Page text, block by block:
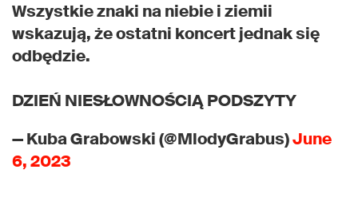
Wszystkie znaki na niebie i ziemii
wskazują, że ostatni koncert jednak się
odbędzie.
DZIEŃ NIESŁOWNOŚCIĄ PODSZYTY
— Kuba Grabowski (@MlodyGrabus)June
6, 2023